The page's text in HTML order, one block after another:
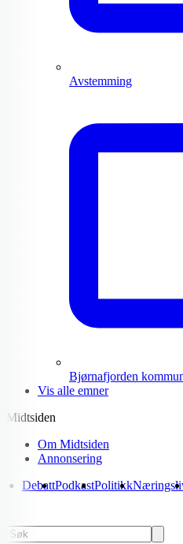
Avstemming
Bjørnafjorden
Vis alle emner
Midtsiden
Om Midtsiden
Annonsering
DebattPodkastPolitikk